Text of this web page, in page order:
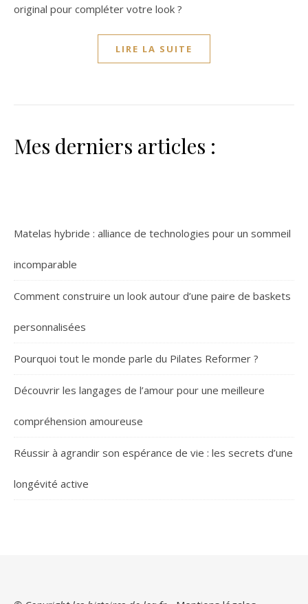
original pour compléter votre look ?
LIRE LA SUITE
Mes derniers articles :
Matelas hybride : alliance de technologies pour un sommeil
incomparable
Comment construire un look autour d’une paire de baskets
personnalisées
Pourquoi tout le monde parle du Pilates Reformer ?
Découvrir les langages de l’amour pour une meilleure
compréhension amoureuse
Réussir à agrandir son espérance de vie : les secrets d’une
longévité active